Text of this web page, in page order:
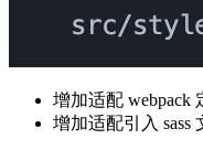
增加适配 webpack
增加适配引入 sass